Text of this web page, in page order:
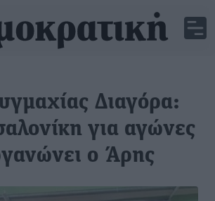
Διαγόρα:
για αγώνες
ο Άρης